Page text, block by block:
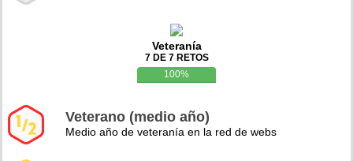
Veteranía
7 DE 7 RETOS
100%
Veterano (medio año)
Medio año de veteranía en la red de webs